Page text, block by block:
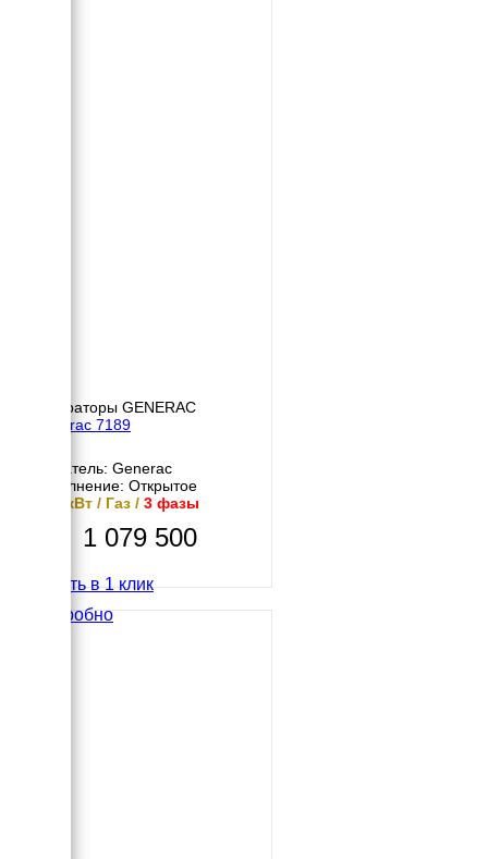
Генераторы GENERAC
Generac 7189
Двигатель: Generac
Исполнение: Открытое
13.6 кВт / Газ / 3 фазы
1 079 500
Купить в 1 клик
Подробно